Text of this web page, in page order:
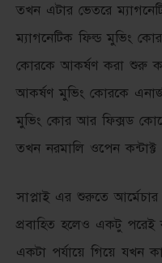
তখন এটার ভেতরে
ম্যাগনেটিক ফিল্ড মুভিং
কোরকে আকর্ষণ করা শুরু
আকর্ষণ মুভিং কোরকে
মুভিং কোর আর ফিক্সড
তখন নরমালি ওপেন কন্টাক্ট
সাপ্লাই এর শুরুতে
প্রবাহিত হলেও একটু পরেই
একটা পর্যায়ে গিয়ে যখন